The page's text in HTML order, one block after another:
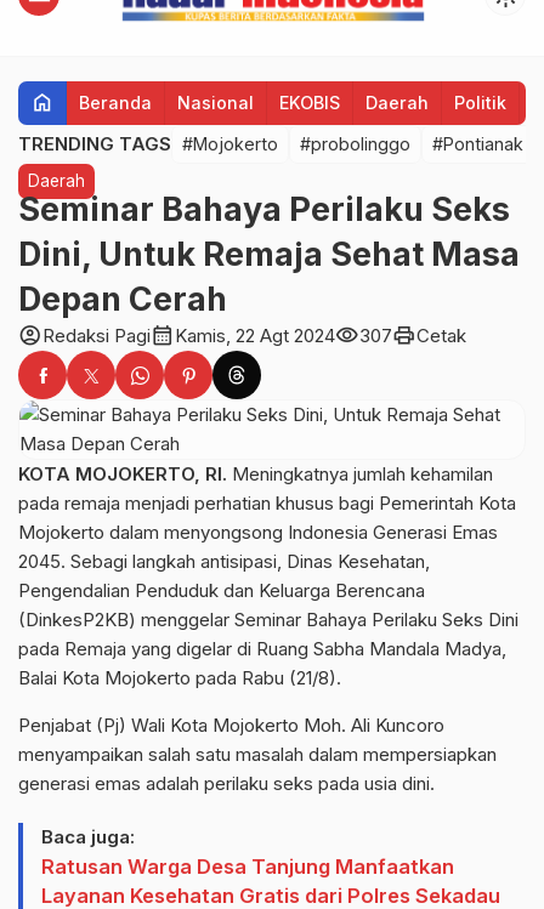
home Beranda Nasional EKOBIS Daerah Politik
TRENDING TAGS #Mojokerto #probolinggo #Pontianak
Daerah
Seminar Bahaya Perilaku Seks
Dini, Untuk Remaja Sehat Masa
Depan Cerah
account_circleRedaksi Pagicalendar_month Kamis, 22 Agt 2024visibility307printCetak
KOTA MOJOKERTO, RI. Meningkatnya jumlah kehamilan
pada remaja menjadi perhatian khusus bagi Pemerintah Kota
Mojokerto dalam menyongsong Indonesia Generasi Emas
2045. Sebagi langkah antisipasi, Dinas Kesehatan,
Pengendalian Penduduk dan Keluarga Berencana
(DinkesP2KB) menggelar Seminar Bahaya Perilaku Seks Dini
pada Remaja yang digelar di Ruang Sabha Mandala Madya,
Balai Kota Mojokerto pada Rabu (21/8).
Penjabat (Pj) Wali Kota Mojokerto Moh. Ali Kuncoro
menyampaikan salah satu masalah dalam mempersiapkan
generasi emas adalah perilaku seks pada usia dini.
Baca juga:
Ratusan Warga Desa Tanjung Manfaatkan
Layanan Kesehatan Gratis dari Polres Sekadau